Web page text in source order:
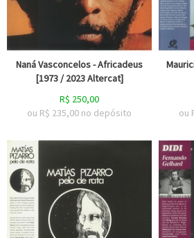
Naná Vasconcelos - Africadeus
[1973 / 2023 Altercat]
R$ 250,00
ou R$ 235,00 no depósito
ou